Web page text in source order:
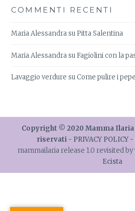
COMMENTI RECENTI
Maria AlessandrasuPitta Salentina
Maria AlessandrasuFagiolini con la
Lavaggio verdure suCome pulire i
Copyright © 2020 Mamma
riservati - PRIVACY POLICY -
mammailaria release 1.0 revisited by
Ecista